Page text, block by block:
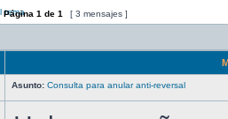
Página 1 de 1 [ 3 mensajes ]
Asunto: Consulta para anular anti-reversal